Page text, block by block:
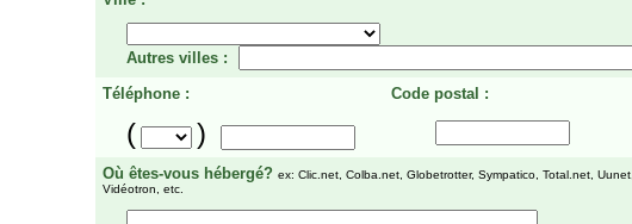
Autres villes :
Téléphone :
Code postal :
( )
Où êtes-vous hébergé? ex: Clic.net, Colba.net, Globetrotter, Sympatico, Total.net, Uunet,
Vidéotron, etc.